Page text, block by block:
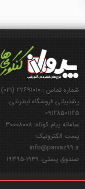
شماره تماس : ۲۲۶۹۱۰۱۰-(۰۲۱)
پشتیبانی فروشگاه اینترنتی:
۰۹۱۲۸۵۰۱۱۲۵
سامانه پیام کوتاه: ۳۰۰۰۸۰۰۸
پست الکترونیک:
info@parvaz99.ir
صندوق پستی: ۱۹۴۹-۱۹۳۹۵